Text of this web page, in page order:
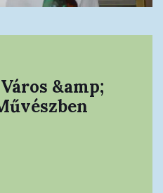
&amp;